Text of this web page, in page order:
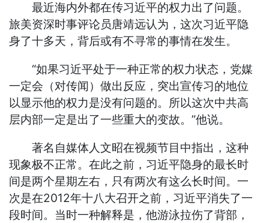
最近海内外都在传习近平的权力出了问题。
旅美资深时事评论员唐靖远认为，这次习近平隐
身了十多天，背后或有不寻常的事情在发生。
“如果习近平处于一种正常的权力状态，党媒
一定会（对传闻）做出反应，突出宣传习的地位
以显示他的权力是没有问题的。所以这次中共高
层内部一定是出了一些重大的变故。”他说。
著名自媒体人文昭在视频节目中指出，这种
现象极不正常。在此之前，习近平隐身的最长时
间是两个星期左右，只有两次有这么长时间。一
次是在2012年十八大召开之前，习近平消失了一
段时间。当时一种解释是，他游泳拉伤了背部，